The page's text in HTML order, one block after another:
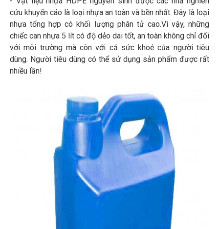
cứu khuyến cáo là loại nhựa an toàn và bền nhất. Đây là loại
nhựa tổng hợp có khối lượng phân tử cao.Vì vậy, những
chiếc can nhựa 5 lít có độ dẻo dai tốt, an toàn không chỉ đối
với môi trường mà còn với cả sức khoẻ của người tiêu
dùng. Người tiêu dùng có thể sử dụng sản phẩm được rất
nhiều lần!